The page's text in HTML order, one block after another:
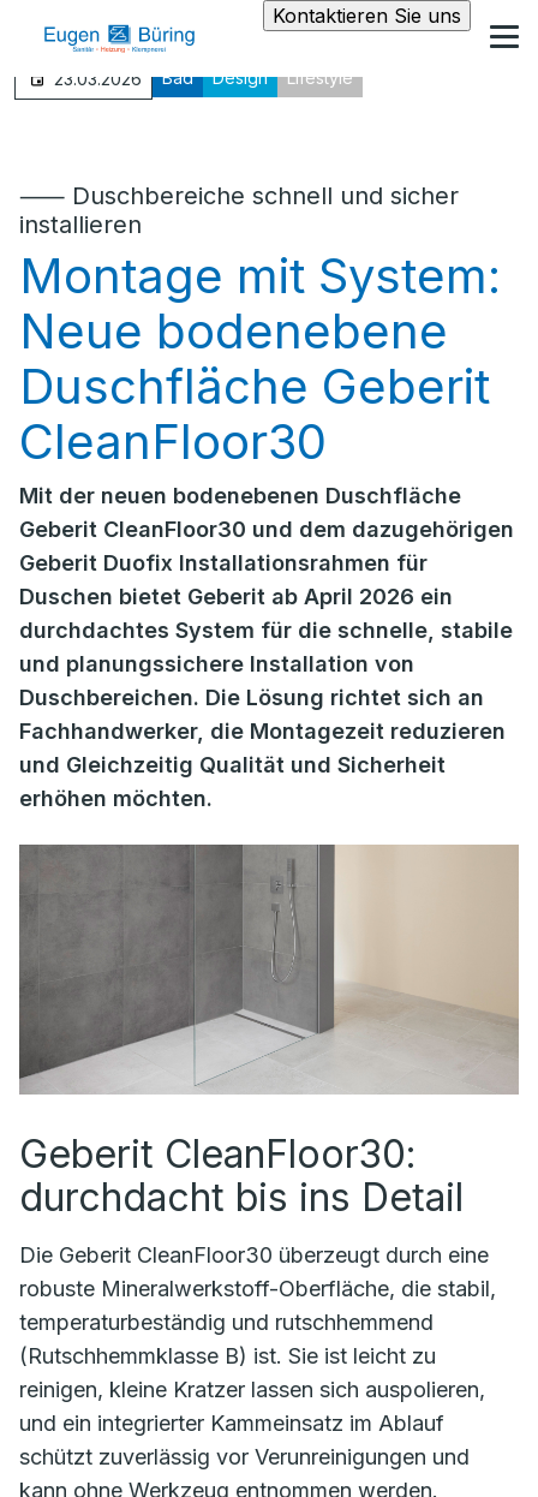
Kontaktieren Sie uns
23.03.2026 Bad Design Lifestyle
⸺ Duschbereiche schnell und sicher
installieren
Montage mit System:
Neue bodenebene
Duschfläche Geberit
CleanFloor30
Mit der neuen bodenebenen Duschfläche
Geberit CleanFloor30 und dem dazugehörigen
Geberit Duofix Installationsrahmen für
Duschen bietet Geberit ab April 2026 ein
durchdachtes System für die schnelle, stabile
und planungssichere Installation von
Duschbereichen. Die Lösung richtet sich an
Fachhandwerker, die Montagezeit reduzieren
und Gleichzeitig Qualität und Sicherheit
erhöhen möchten.
Geberit CleanFloor30:
durchdacht bis ins Detail
Die Geberit CleanFloor30 überzeugt durch eine
robuste Mineralwerkstoff-Oberfläche, die stabil,
temperaturbeständig und rutschhemmend
(Rutschhemmklasse B) ist. Sie ist leicht zu
reinigen, kleine Kratzer lassen sich auspolieren,
und ein integrierter Kammeinsatz im Ablauf
schützt zuverlässig vor Verunreinigungen und
kann ohne Werkzeug entnommen werden.